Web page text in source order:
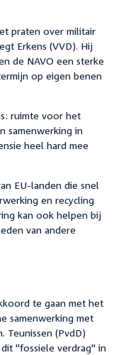
praten over militair
Erkens (VVD). Hij
de NAVO een sterke
op eigen benen
ruimte voor het
samenwerking in
heel hard mee
EU-landen die snel
en recycling
kan ook helpen bij
van andere
te gaan met het
samenwerking met
Teunissen (PvdD)
"fossiele verdrag" in